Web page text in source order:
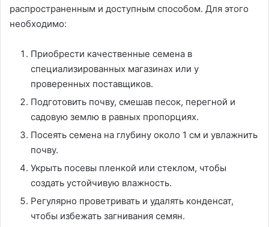
распространенным и доступным способом. Для этого
необходимо:
Приобрести качественные семена в
специализированных магазинах или у
проверенных поставщиков.
Подготовить почву, смешав песок, перегной и
садовую землю в равных пропорциях.
Посеять семена на глубину около 1 см и увлажнить
почву.
Укрыть посевы пленкой или стеклом, чтобы
создать устойчивую влажность.
Регулярно проветривать и удалять конденсат,
чтобы избежать загнивания семян.